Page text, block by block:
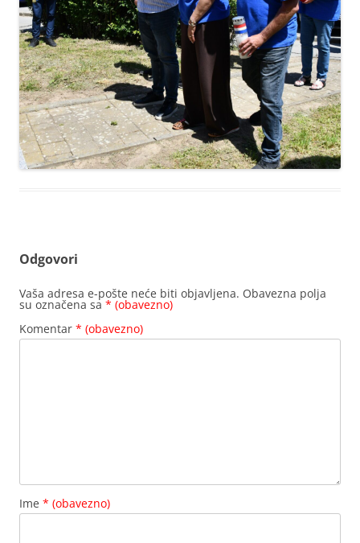
Odgovori
Vaša adresa e-pošte neće biti objavljena. Obavezna polja
su označena sa * (obavezno)
Komentar * (obavezno)
Ime * (obavezno)